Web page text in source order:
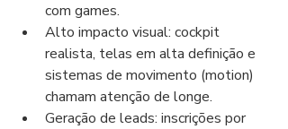
com games.
Alto impacto visual: cockpit
realista, telas em alta definição e
sistemas de movimento (motion)
chamam atenção de longe.
Geração de leads: inscrições por